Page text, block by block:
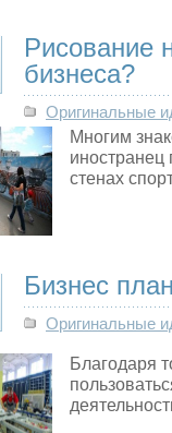
Рисование
бизнеса?
Оригинальные
Многим
иностранец
стенах
Бизнес
Оригинальные
Благодаря